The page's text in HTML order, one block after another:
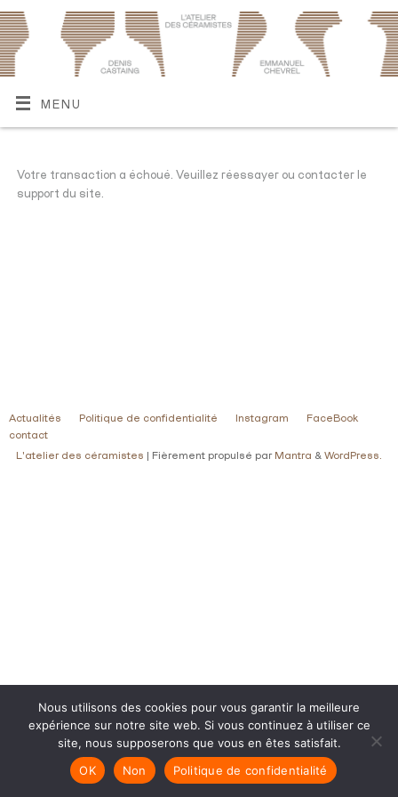
MENU
Votre transaction a échoué. Veuillez réessayer ou contacter le
support du site.
Actualités Politique de confidentialité Instagram
FaceBook
contact
L'atelier des céramistes | Fièrement propulsé par Mantra & WordPress.
Nous utilisons des cookies pour vous garantir la meilleure
expérience sur notre site web. Si vous continuez à utiliser ce
site, nous supposerons que vous en êtes satisfait.
OK
Non Politique de confidentialité